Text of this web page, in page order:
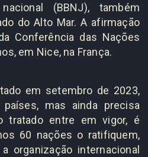
(BBNJ), também
do Alto Mar. A afirmação
Conferência das Nações
em Nice, na França.
em setembro de 2023,
mas ainda precisa
tratado entre em vigor, é
60 nações o ratifiquem,
organização internacional